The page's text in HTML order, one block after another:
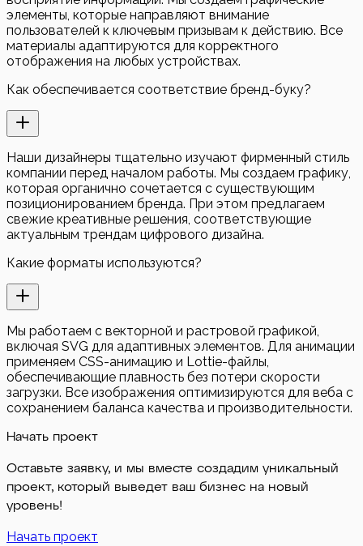
элементы, которые направляют внимание
пользователей к ключевым призывам к действию. Все
материалы адаптируются для корректного
отображения на любых устройствах.
Как обеспечивается соответствие бренд-буку?
Наши дизайнеры тщательно изучают фирменный стиль
компании перед началом работы. Мы создаем графику,
которая органично сочетается с существующим
позиционированием бренда. При этом предлагаем
свежие креативные решения, соответствующие
актуальным трендам цифрового дизайна.
Какие форматы используются?
Мы работаем с векторной и растровой графикой,
включая SVG для адаптивных элементов. Для анимации
применяем CSS-анимацию и Lottie-файлы,
обеспечивающие плавность без потери скорости
загрузки. Все изображения оптимизируются для веба с
сохранением баланса качества и производительности.
Начать проект
Оставьте заявку, и мы вместе создадим уникальный
проект, который выведет ваш бизнес на новый
уровень!
Начать проект